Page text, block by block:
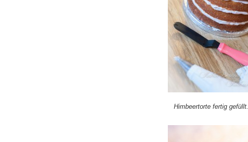
Himbeertorte fertig gefüllt.